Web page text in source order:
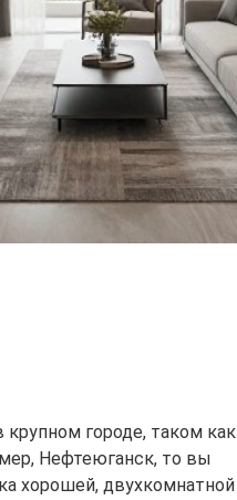
городе, таком как
Нефтеюганск, то вы
хорошей, двухкомнатной